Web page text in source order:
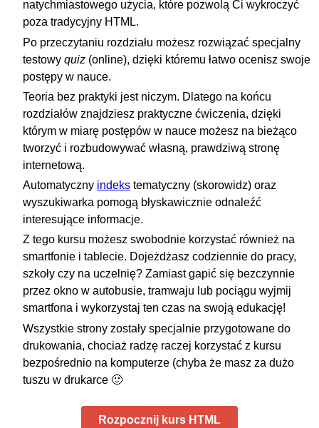
natychmiastowego użycia, które pozwolą Ci wykroczyć
poza tradycyjny HTML.
Po przeczytaniu rozdziału możesz rozwiązać specjalny
testowy quiz (online), dzięki któremu łatwo ocenisz swoje
postępy w nauce.
Teoria bez praktyki jest niczym. Dlatego na końcu
rozdziałów znajdziesz praktyczne ćwiczenia, dzięki
którym w miarę postępów w nauce możesz na bieżąco
tworzyć i rozbudowywać własną, prawdziwą stronę
internetową.
Automatyczny indeks tematyczny (skorowidz) oraz
wyszukiwarka pomogą błyskawicznie odnaleźć
interesujące informacje.
Z tego kursu możesz swobodnie korzystać również na
smartfonie i tablecie. Dojeżdżasz codziennie do pracy,
szkoły czy na uczelnię? Zamiast gapić się bezczynnie
przez okno w autobusie, tramwaju lub pociągu wyjmij
smartfona i wykorzystaj ten czas na swoją edukację!
Wszystkie strony zostały specjalnie przygotowane do
drukowania, chociaż radzę raczej korzystać z kursu
bezpośrednio na komputerze (chyba że masz za dużo
tuszu w drukarce 🙂
Rozpocznij kurs HTML